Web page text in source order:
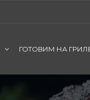
ГОТОВИМ НА